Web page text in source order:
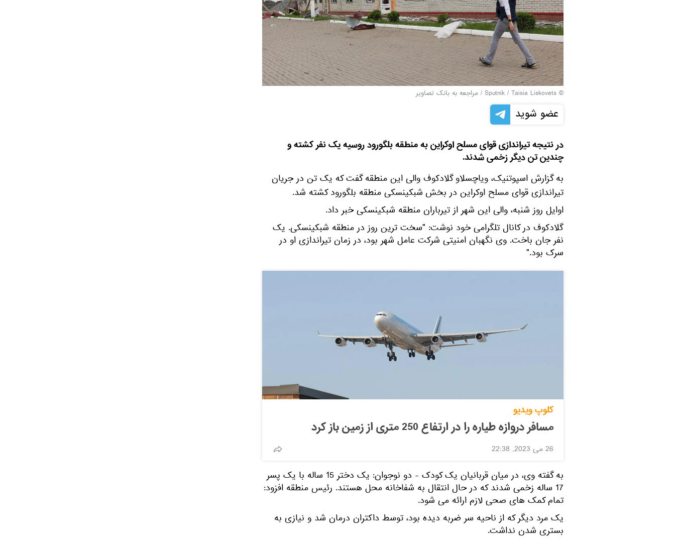
© Sputnik / Taisia Liskovets
/ مراجعه به بانک تصاویر
عضو شوید
در نتیجه تیراندازی قوای مسلح اوکراین به منطقه بلگورود روسیه یک نفر کشته و
چندین تن دیگر زخمی شدند.
به گزارش اسپوتنیک، ویاچسلاو گلادکوف والی این منطقه گفت که یک تن در جریان
تیراندازی قوای مسلح اوکراین در بخششبکینسکی منطقه بلگورود کشته شد.
اوایل روز شنبه، والی این شهر از تیرباران منطقه شبکینسکی خبر داد.
گلادکوف در کانال تلگرامی خود نوشت: "سخت ترین روز در منطقه شبکینسکی. یک
نفر جان باخت. وی نگهبان امنیتی شرکت عامل شهر بود، در زمان تیراندازی او در
سرک بود."
کلوپ ویدیو
مسافر دروازه طیاره را در ارتفاع 250 متری از زمین باز کرد
26 می 2023, 22:38
به گفته وی، در میان قربانیان یک کودک - دو نوجوان: یک دختر 15 ساله با یک پسر
17 ساله زخمی شدند که در حال انتقال به شفاخانه محل هستند. رئیس منطقه افزود:
تمام کمک های صحی لازم ارائه می شود.
یک مرد دیگر که از ناحیه سر ضربه دیده بود، توسط داکتران درمان شد و نیازی به
بستری شدن نداشت.